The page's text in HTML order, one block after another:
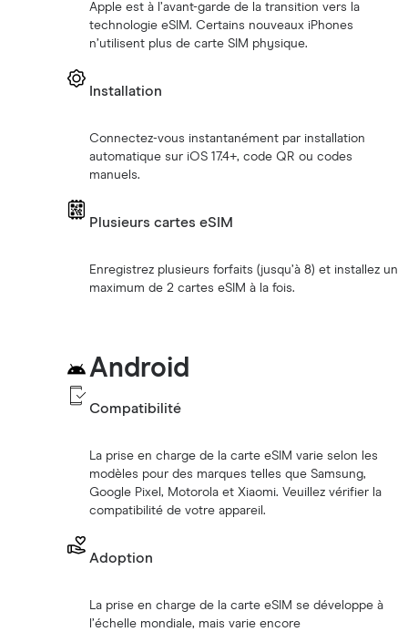
Apple est à l’avant-garde de la transition vers la
technologie eSIM. Certains nouveaux iPhones
n’utilisent plus de carte SIM physique.
Installation
Connectez-vous instantanément par installation
automatique sur iOS 17.4+, code QR ou codes
manuels.
Plusieurs cartes eSIM
Enregistrez plusieurs forfaits (jusqu’à 8) et installez un
maximum de 2 cartes eSIM à la fois.
Android
Compatibilité
La prise en charge de la carte eSIM varie selon les
modèles pour des marques telles que Samsung,
Google Pixel, Motorola et Xiaomi. Veuillez vérifier la
compatibilité de votre appareil.
Adoption
La prise en charge de la carte eSIM se développe à
l’échelle mondiale, mais varie encore